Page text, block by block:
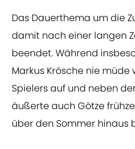
Das Dauerthema um die
damit nach einer langen
beendet. Während
Markus Krösche nie müde
Spielers auf und neben
äußerte auch Götze
über den Sommer hinaus